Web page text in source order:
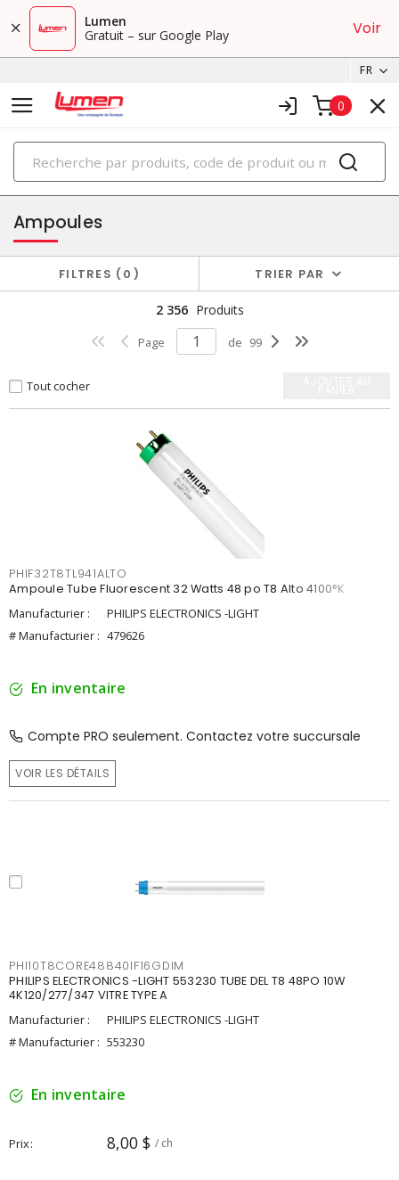
Lumen
Gratuit – sur Google Play
Voir
FR
0
PRODUITS
éclairage
Ampoules
FILTRES 0 TRIER PAR
2 356 Produits
Page de 99
Tout cocher
PHIF32T8TL941ALTO
Ampoule Tube Fluorescent 32 Watts 48 po T8 Alto 4100°K
Manufacturier :
PHILIPS ELECTRONICS -LIGHT
# Manufacturier : 479626
En inventaire
Compte PRO seulement. Contactez votre succursale
VOIR LES DÉTAILS
PHI10T8CORE48840IF16GDIM
PHILIPS ELECTRONICS -LIGHT 553230 TUBE DEL T8 48PO 10W
4K120/277/347 VITRE TYPE A
Manufacturier :
PHILIPS ELECTRONICS -LIGHT
# Manufacturier : 553230
En inventaire
Prix 8,00 $ / ch